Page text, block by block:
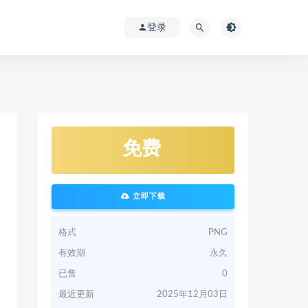
登录
免费
立即下载
格式 PNG
有效期 永久
已售 0
最近更新 2025年12月03日